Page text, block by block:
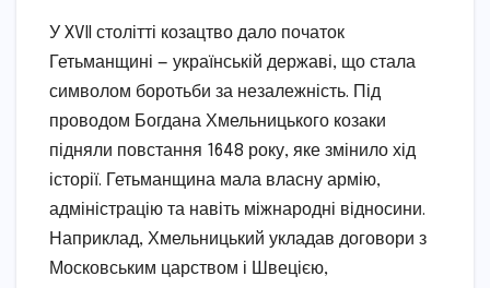
У XVII столітті козацтво дало початок
Гетьманщині — українській державі, що стала
символом боротьби за незалежність. Під
проводом Богдана Хмельницького козаки
підняли повстання 1648 року, яке змінило хід
історії. Гетьманщина мала власну армію,
адміністрацію та навіть міжнародні відносини.
Наприклад, Хмельницький укладав договори з
Московським царством і Швецією,